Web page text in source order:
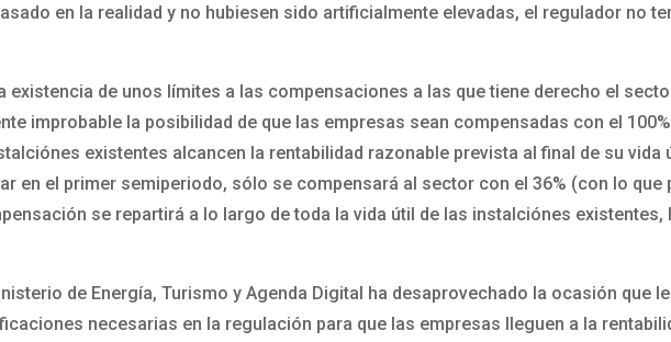
en la realidad y no hubiesen sido artificialmente elevadas, el regulador no
existencia de unos límites a las compensaciones a las que tiene derecho el
improbable la posibilidad de que las empresas sean compensadas con el
existentes alcancen la rentabilidad razonable prevista al final de su vida
en el primer semiperiodo, sólo se compensará al sector con el 36% (con lo que
se repartirá a lo largo de toda la vida útil de las instalciónes
de Energía, Turismo y Agenda Digital ha desaprovechado la ocasión que
necesarias en la regulación para que las empresas lleguen a la